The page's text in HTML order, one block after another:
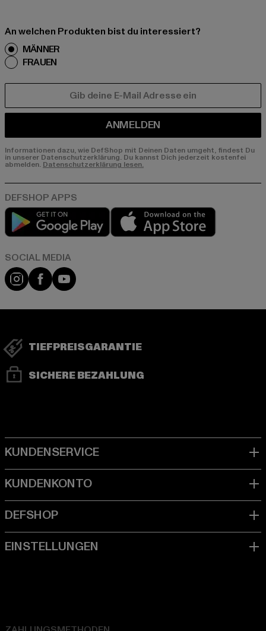
An welchen Produkten bist du interessiert?
MÄNNER
FRAUEN
ANMELDEN
Informationen dazu, wie DefShop mit Deinen Daten umgeht, findest Du
in unserer Datenschutzerklärung. Du kannst Dich jederzeit kostenfei
abmelden. Datenschutzerklärung lesen.
Play market
Instagram
FacebookYouTube
TIEFPREISGARANTIE
SICHERE BEZAHLUNG